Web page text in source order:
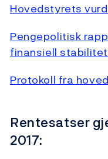
Hovedstyrets
Pengepolitisk
finansiell stabilitet
Protokoll fra
Rentesatser
2017: